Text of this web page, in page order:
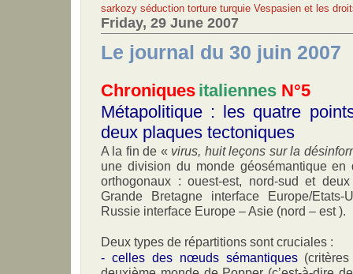
sarkozy séduction torture turquie Vespasien et les
Friday, 29 June 2007
Le journal du 30 juin 2007
Chroniques italiennes N°5
Métapolitique : les quatre
deux plaques tectoniques
A la fin de « virus, huit leçons sur la
une division du monde géosémantique en
orthogonaux : ouest-est, nord-sud et
Grande Bretagne interface Europe/
Russie interface Europe – Asie (nord – est ).
Deux types de répartitions sont cruciales :
- celles des nœuds sémantiques(critères